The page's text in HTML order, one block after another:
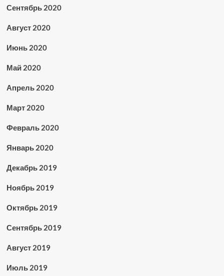
Сентябрь 2020
Август 2020
Июнь 2020
Май 2020
Апрель 2020
Март 2020
Февраль 2020
Январь 2020
Декабрь 2019
Ноябрь 2019
Октябрь 2019
Сентябрь 2019
Август 2019
Июль 2019